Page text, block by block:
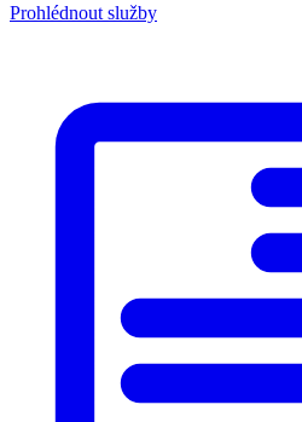
Prohlédnout služby